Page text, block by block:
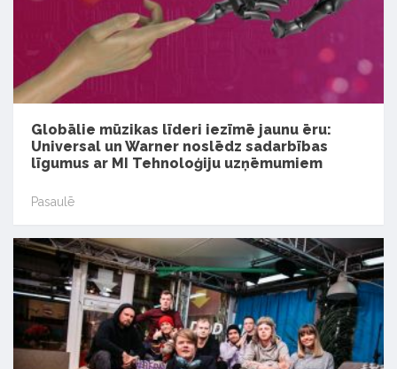
Globālie mūzikas līderi iezīmē jaunu ēru:
Universal un Warner noslēdz sadarbības
līgumus ar MI Tehnoloģiju uzņēmumiem
Pasaulē